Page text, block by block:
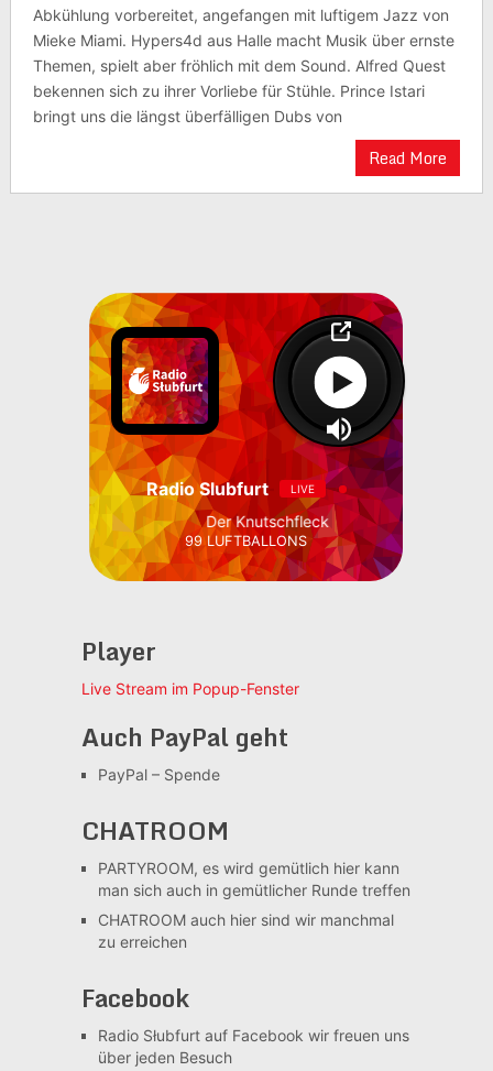
Abkühlung vorbereitet, angefangen mit luftigem Jazz von
Mieke Miami. Hypers4d aus Halle macht Musik über ernste
Themen, spielt aber fröhlich mit dem Sound. Alfred Quest
bekennen sich zu ihrer Vorliebe für Stühle. Prince Istari
bringt uns die längst überfälligen Dubs von
Read More
Radio Slubfurt LIVE
Der Knutschfleck
99 LUFTBALLONS
Player
Live Stream im Popup-Fenster
Auch PayPal geht
PayPal – Spende
CHATROOM
PARTYROOM, es wird gemütlichhier kann
man sich auch in gemütlicher Runde treffen
CHATROOMauch hier sind wir manchmal
zu erreichen
Facebook
Radio Słubfurt auf Facebook wir freuen uns
über jeden Besuch